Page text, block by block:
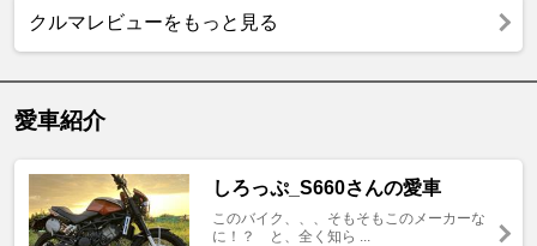
クルマレビューをもっと見る
愛車紹介
しろっぷ_S660さんの愛車
このバイク、、、そもそもこのメーカーな
に！？ と、全く知ら ...